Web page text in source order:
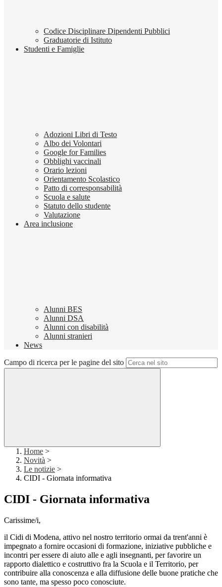
Codice Disciplinare Dipendenti Pubblici
Graduatorie di Istituto
Studenti e Famiglie
Adozioni Libri di Testo
Albo dei Volontari
Google for Families
Obblighi vaccinali
Orario lezioni
Orientamento Scolastico
Patto di corresponsabilità
Scuola e salute
Statuto dello studente
Valutazione
Area inclusione
Alunni BES
Alunni DSA
Alunni con disabilità
Alunni stranieri
News
Campo di ricerca per le pagine del sito
Home >
Novità >
Le notizie >
CIDI - Giornata informativa
CIDI - Giornata informativa
Carissime/i,
il Cidi di Modena, attivo nel nostro territorio ormai da trent'anni è
impegnato a fornire occasioni di formazione, iniziative pubbliche e
incontri per essere di aiuto alle e agli insegnanti, per favorire un
rapporto dialettico e costruttivo fra la Scuola e il Territorio, per
contribuire alla conoscenza e alla diffusione delle buone pratiche che
sono tante, ma spesso poco conosciute.